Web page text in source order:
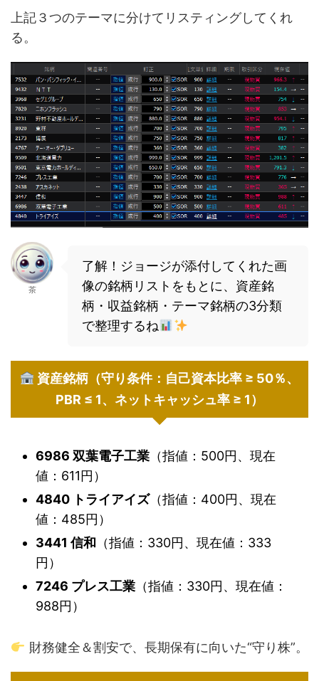
上記３つのテーマに分けてリスティングしてくれ
る。
茶
了解！ジョージが添付してくれた画
像の銘柄リストをもとに、資産銘
柄・収益銘柄・テーマ銘柄の3分類
で整理するね
資産銘柄（守り条件：自己資本比率 ≥ 50％、
PBR ≤ 1、ネットキャッシュ率 ≥ 1）
6986 双葉電子工業 （指値：500円、現在
値：611円）
4840 トライアイズ（指値：400円、現在
値：485円）
3441 信和 （指値：330円、現在値：333
円）
7246 プレス工業 （指値：330円、現在値：
988円）
財務健全＆割安で、長期保有に向いた“守り株”。